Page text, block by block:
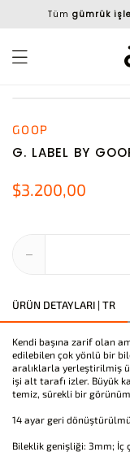
Tüm gümrük
GOOP
G. LABEL BY
$3.200,00
ÜRÜN DETAYLARI | TR
Kendi başına zarif olan
edilebilen çok yönlü bir
aralıklarla yerleştirilmiş
işi alt tarafı izler. Büyük
temiz, sürekli bir
14 ayar geri
Bileklik genişliği: 3mm; İç